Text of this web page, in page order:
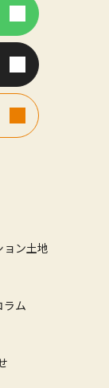
ョン土地
ラム